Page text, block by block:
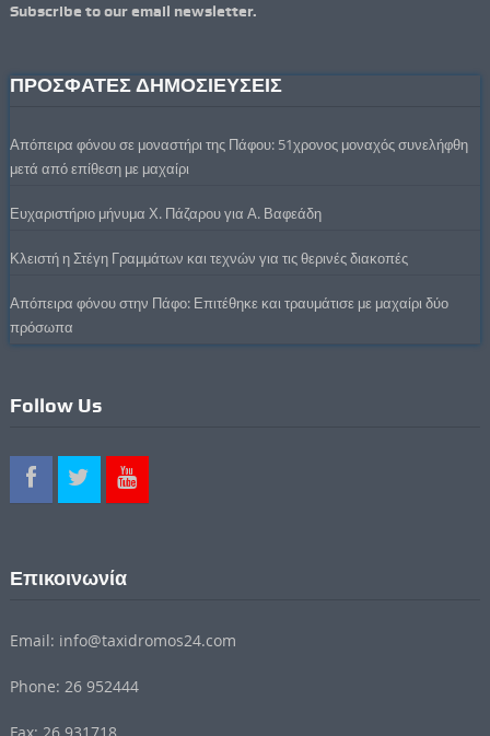
Subscribe to our email newsletter.
ΠΡΟΣΦΑΤΕΣ ΔΗΜΟΣΙΕΥΣΕΙΣ
Απόπειρα φόνου σε μοναστήρι της Πάφου: 51χρονος μοναχός συνελήφθη
μετά από επίθεση με μαχαίρι
Ευχαριστήριο μήνυμα Χ. Πάζαρου για Α. Βαφεάδη
Κλειστή η Στέγη Γραμμάτων και τεχνών για τις θερινές διακοπές
Απόπειρα φόνου στην Πάφο: Επιτέθηκε και τραυμάτισε με μαχαίρι δύο
πρόσωπα
Follow Us
Επικοινωνία
Email: info@taxidromos24.com
Phone: 26 952444